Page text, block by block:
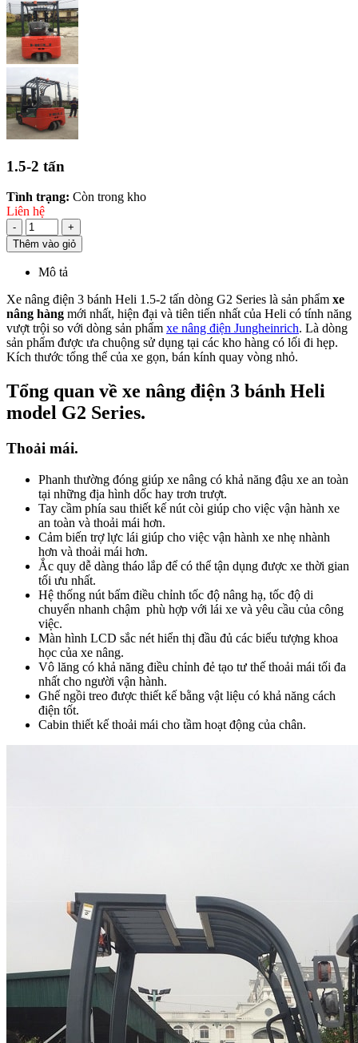
1.5-2 tấn
Tình trạng: Còn trong kho
Liên hệ
-
+
Thêm vào giỏ
Mô tả
Xe nâng điện 3 bánh Heli 1.5-2 tấn dòng G2 Series là sản phẩm xe
nâng hàng mới nhất, hiện đại và tiên tiến nhất của Heli có tính năng
vượt trội so với dòng sản phẩm xe nâng điện Jungheinrich. Là dòng
sản phẩm được ưa chuộng sử dụng tại các kho hàng có lối đi hẹp.
Kích thước tổng thể của xe gọn, bán kính quay vòng nhỏ.
Tổng quan về xe nâng điện 3 bánh Heli
model G2 Series.
Thoải mái.
Phanh thường đóng giúp xe nâng có khả năng đậu xe an toàn
tại những địa hình dốc hay trơn trượt.
Tay cầm phía sau thiết kế nút còi giúp cho việc vận hành xe
an toàn và thoải mái hơn.
Cảm biến trợ lực lái giúp cho việc vận hành xe nhẹ nhành
hơn và thoải mái hơn.
Ắc quy dễ dàng tháo lắp để có thể tận dụng được xe thời gian
tối ưu nhất.
Hệ thống nút bấm điều chỉnh tốc độ nâng hạ, tốc độ di
chuyển nhanh chậm phù hợp với lái xe và yêu cầu của công
việc.
Màn hình LCD sắc nét hiển thị đầu đủ các biểu tượng khoa
học của xe nâng.
Vô lăng có khả năng điều chỉnh đẻ tạo tư thế thoải mái tối đa
nhất cho người vận hành.
Ghế ngồi treo được thiết kế bằng vật liệu có khả năng cách
điện tốt.
Cabin thiết kế thoải mái cho tầm hoạt động của chân.